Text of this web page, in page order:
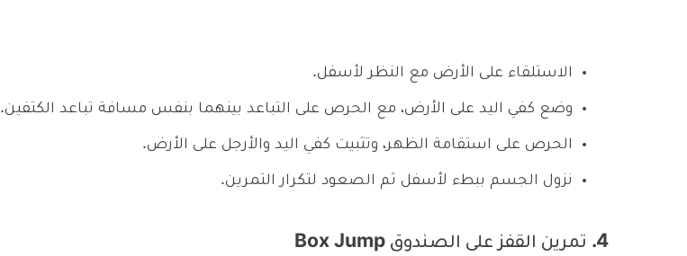
الاستلقاء على الأرض مع النظر لأسفل.
وضع كفي اليد على الأرض، مع الحرص على التباعد بينهما بنفس مسافة تباعد الكتفين.
الحرص على استقامة الظهر، وتثبيت كفي اليد والأرجل على الأرض.
نزول الجسم ببطء لأسفل ثم الصعود لتكرار التمرين.
4. تمرين القفز على الصندوق Box Jump